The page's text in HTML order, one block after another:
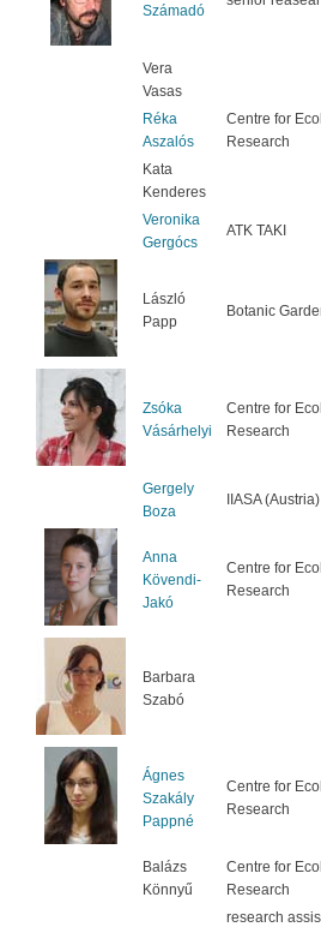
Számadó
Vera
Vasas
Réka
Aszalós
Centre for
Research
Kata
Kenderes
Veronika
Gergócs
ATK TAKI
László
Papp
Botanic
Zsóka
Vásárhelyi
Centre for
Research
Gergely
Boza
IIASA (Austria)
Anna
Kövendi-
Jakó
Centre for
Research
Barbara
Szabó
Ágnes
Szakály
Pappné
Centre for
Research
Balázs
Könnyű
Centre for
Research
research